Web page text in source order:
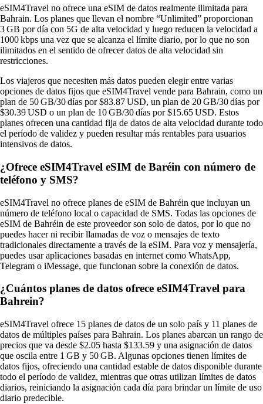
eSIM4Travel no ofrece una eSIM de datos realmente ilimitada para
Bahrain. Los planes que llevan el nombre “Unlimited” proporcionan
3 GB por día con 5G de alta velocidad y luego reducen la velocidad a
1000 kbps una vez que se alcanza el límite diario, por lo que no son
ilimitados en el sentido de ofrecer datos de alta velocidad sin
restricciones.
Los viajeros que necesiten más datos pueden elegir entre varias
opciones de datos fijos que eSIM4Travel vende para Bahrain, como un
plan de 50 GB/30 días por $83.87 USD, un plan de 20 GB/30 días por
$30.39 USD o un plan de 10 GB/30 días por $15.65 USD. Estos
planes ofrecen una cantidad fija de datos de alta velocidad durante todo
el período de validez y pueden resultar más rentables para usuarios
intensivos de datos.
¿Ofrece eSIM4Travel eSIM de Baréin con número de
teléfono y SMS?
eSIM4Travel no ofrece planes de eSIM de Bahréin que incluyan un
número de teléfono local o capacidad de SMS. Todas las opciones de
eSIM de Bahréin de este proveedor son solo de datos, por lo que no
puedes hacer ni recibir llamadas de voz o mensajes de texto
tradicionales directamente a través de la eSIM. Para voz y mensajería,
puedes usar aplicaciones basadas en internet como WhatsApp,
Telegram o iMessage, que funcionan sobre la conexión de datos.
¿Cuántos planes de datos ofrece eSIM4Travel para
Bahrein?
eSIM4Travel ofrece 15 planes de datos de un solo país y 11 planes de
datos de múltiples países para Bahrain. Los planes abarcan un rango de
precios que va desde $2.05 hasta $133.59 y una asignación de datos
que oscila entre 1 GB y 50 GB. Algunas opciones tienen límites de
datos fijos, ofreciendo una cantidad estable de datos disponible durante
todo el período de validez, mientras que otras utilizan límites de datos
diarios, reiniciando la asignación cada día para brindar un límite de uso
diario predecible.